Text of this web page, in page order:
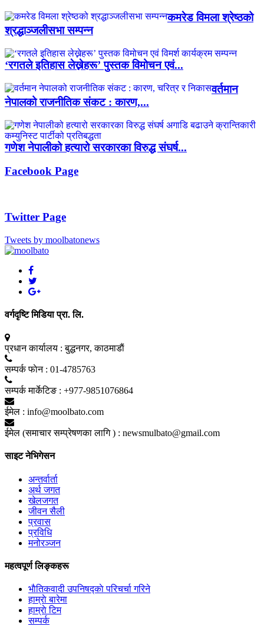
कमरेड विमला श्रेष्ठको
श्रद्धाञ्जलीसभा सम्पन्न
‘रगतले इतिहास लेख्नेहरू’ पुस्तक विमोचन एवं...
वर्तमान
नेपालको राजनीतिक संकट : कारण,...
गणेश नेपालीको हत्यारो सरकारका विरुद्ध संघर्ष...
Facebook Page
Twitter Page
Tweets by moolbatonews
वर्गदृष्टि मिडिया प्रा. लि.
प्रधान कार्यालय : बुद्धनगर, काठमाडाैं
सम्पर्क फाेन : 01-4785763
सम्पर्क मार्केटिङ : +977-9851076864
ईमेल : info@moolbato.com
ईमेल (समाचार सम्प्रेषणका लागि ) : newsmulbato@gmail.com
साइट नेभिगेसन
अन्तर्वार्ता
अर्थ जगत
खेलजगत
जीवन सैली
प्रवास
प्रविधि
मनोरञ्जन
महत्वपूर्ण लिङ्कहरू
भाैतिकवादी उपनिषद्काे परिचर्चा गरिने
हाम्राे बारेमा
हाम्राे टिम
सम्पर्क